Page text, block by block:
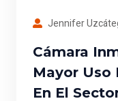
Jennifer
Cámara
Mayor Uso
En El